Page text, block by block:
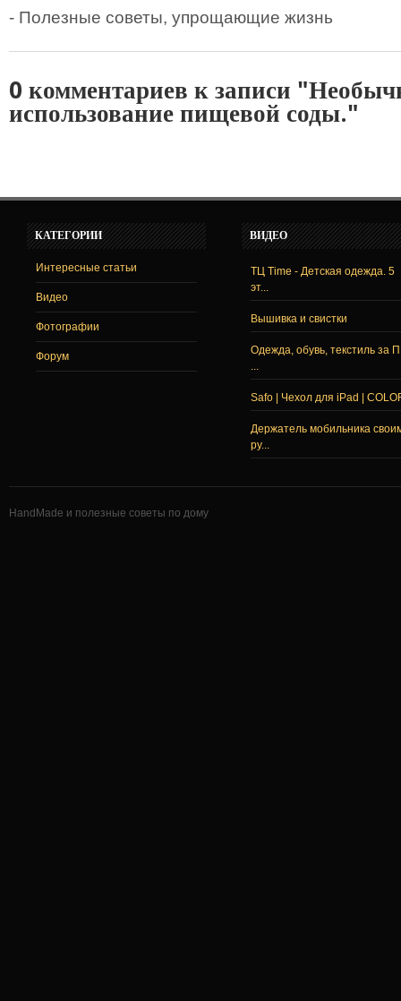
- Полезные советы, упрощающие жизнь
0 комментариев к записи
использование пищевой соды."
КАТЕГОРИИ
Интересные статьи
Видео
Фотографии
Форум
ВИДЕО
ТЦ Time - Детская одежда. 5
эт...
Вышивка и свистки
Одежда, обувь, текстиль за
...
Safo | Чехол для iPad |
Держатель мобильника
ру...
HandMade и полезные советы по дому